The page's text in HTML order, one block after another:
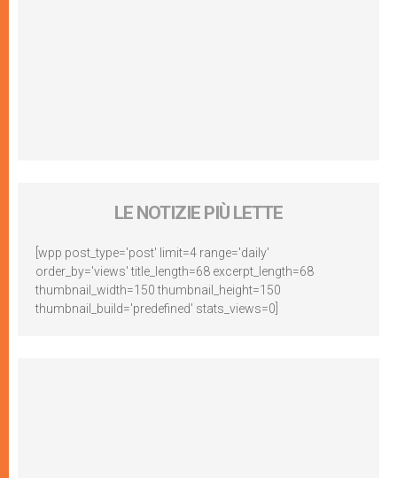
LE NOTIZIE PIÙ LETTE
[wpp post_type='post' limit=4 range='daily'
order_by='views' title_length=68 excerpt_length=68
thumbnail_width=150 thumbnail_height=150
thumbnail_build='predefined' stats_views=0]